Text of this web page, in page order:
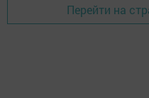
Перейти на